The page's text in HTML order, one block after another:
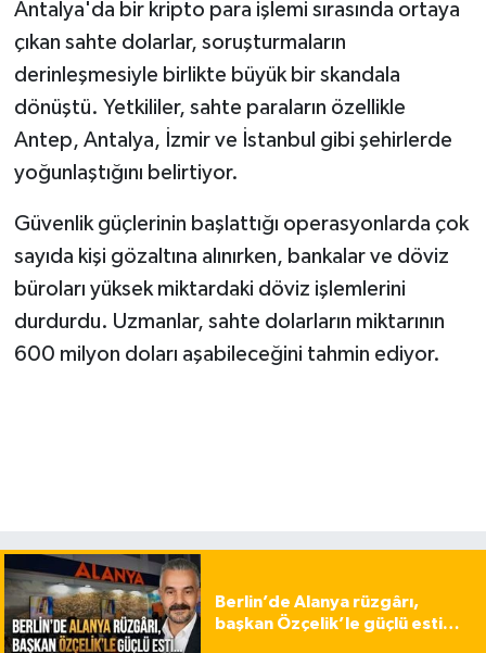
Antalya'da bir kripto para işlemi sırasında ortaya
çıkan sahte dolarlar, soruşturmaların
derinleşmesiyle birlikte büyük bir skandala
dönüştü. Yetkililer, sahte paraların özellikle
Antep, Antalya, İzmir ve İstanbul gibi şehirlerde
yoğunlaştığını belirtiyor.
Güvenlik güçlerinin başlattığı operasyonlarda çok
sayıda kişi gözaltına alınırken, bankalar ve döviz
büroları yüksek miktardaki döviz işlemlerini
durdurdu. Uzmanlar, sahte dolarların miktarının
600 milyon doları aşabileceğini tahmin ediyor.
Berlin’de Alanya rüzgârı,
başkan Özçelik’le güçlü esti…